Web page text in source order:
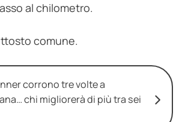
al chilometro.
comune.
corrono tre volte a
chi migliorerà di più tra sei